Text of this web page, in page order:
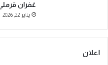
غفران
يناير 22, 2026
اعلان